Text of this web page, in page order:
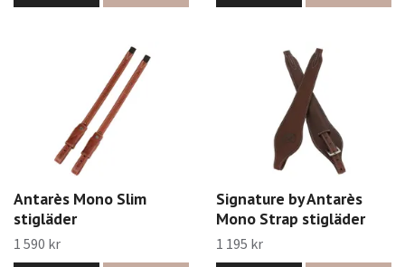
Antarès Mono Slim
stigläder
1 590 kr
Signature by Antarès
Mono Strap stigläder
1 195 kr